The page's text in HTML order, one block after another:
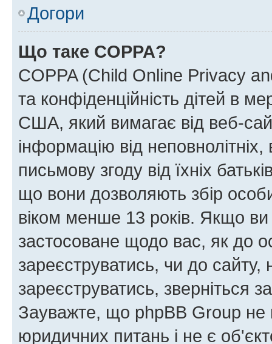
Догори
Що таке COPPA?
COPPA (Child Online Privacy
та конфіденційність дітей в
США, який вимагає від веб-
інформацію від
письмову згоду від їхніх
що вони дозволяють збір
віком менше 13 років. Якщо
застосоване щодо вас, як до
зареєструватись, чи до
зареєструватись, зверніться
Зауважте, що phpBB Group не
юридичних питань і не є